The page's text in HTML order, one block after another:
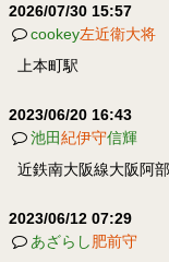
2026/07/30 15:57
cookey左近衛大将
上本町駅
2023/06/20 16:43
池田紀伊守信輝
近鉄南大阪線大阪阿
2023/06/12 07:29
あざらし肥前守